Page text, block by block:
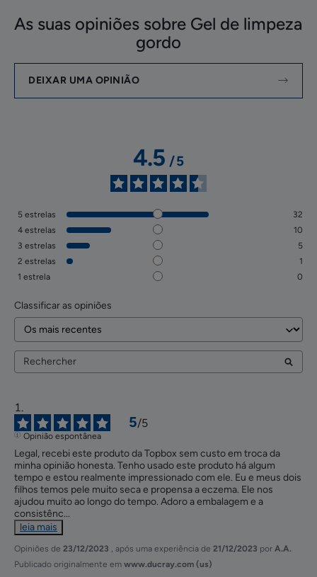
As suas opiniões sobre Gel de limpeza
gordo
DEIXAR UMA OPINIÃO
4.5/5
5 estrelas
32
4 estrelas
10
3 estrelas
5
2 estrelas
1
1 estrela 0
Classificar as opiniões
5/5
Opinião espontânea
Legal, recebi este produto da Topbox sem custo em troca da
minha opinião honesta. Tenho usado este produto há algum
tempo e estou realmente impressionado com ele. Eu e meus dois
filhos temos pele muito seca e propensa a eczema. Ele nos
ajudou muito ao longo do tempo. Adoro a embalagem e a
consistênc...
leia mais
Opiniões de 23/12/2023 , após uma experiência de 21/12/2023 por A.A.
Publicado originalmente em www.ducray.com (us)